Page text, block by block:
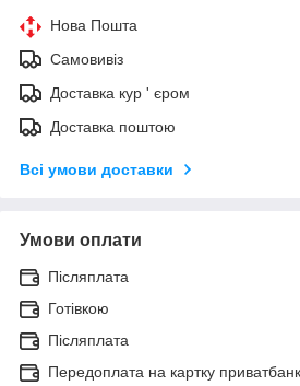
Нова Пошта
Самовивіз
Доставка кур ' єром
Доставка поштою
Всі умови доставки
Умови оплати
Післяплата
Готівкою
Післяплата
Передоплата на картку